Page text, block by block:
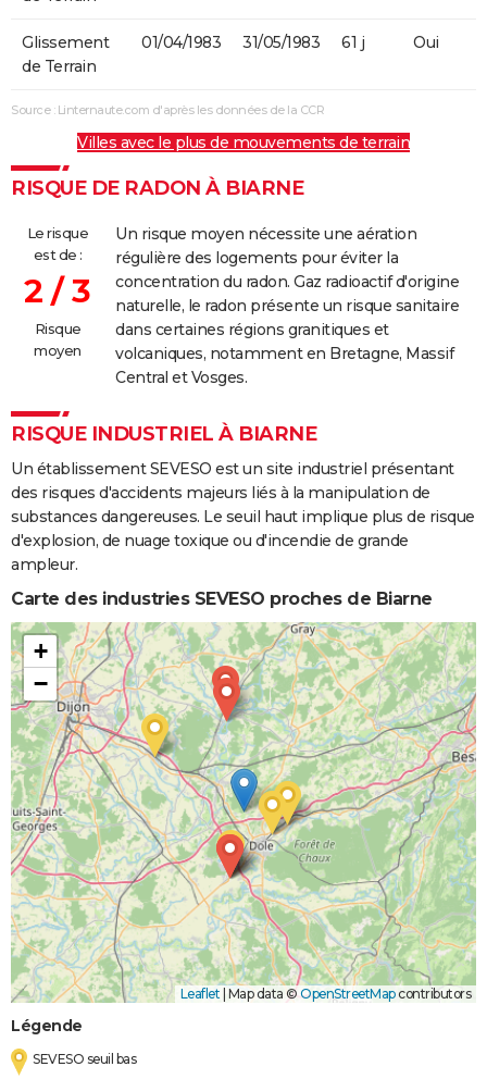
Glissement
de Terrain
01/04/1983 31/05/1983 61 j Oui
Source : Linternaute.com d'après les données de la CCR
Villes avec le plus de mouvements de terrain
RISQUE DE RADON À BIARNE
Le risque
est de :
2 / 3
Risque
moyen
Un risque moyen nécessite une aération
régulière des logements pour éviter la
concentration du radon. Gaz radioactif d'origine
naturelle, le radon présente un risque sanitaire
dans certaines régions granitiques et
volcaniques, notamment en Bretagne, Massif
Central et Vosges.
RISQUE INDUSTRIEL À BIARNE
Un établissement SEVESO est un site industriel présentant
des risques d'accidents majeurs liés à la manipulation de
substances dangereuses. Le seuil haut implique plus de risque
d'explosion, de nuage toxique ou d'incendie de grande
ampleur.
Carte des industries SEVESO proches de Biarne
+
−
Leaflet Map data ©OpenStreetMapcontributors
Légende
SEVESO seuil bas